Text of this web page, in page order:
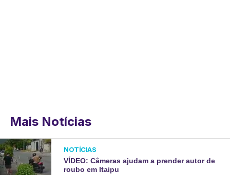
Mais Notícias
NOTÍCIAS
VÍDEO: Câmeras ajudam a prender autor de
roubo em Itaipu